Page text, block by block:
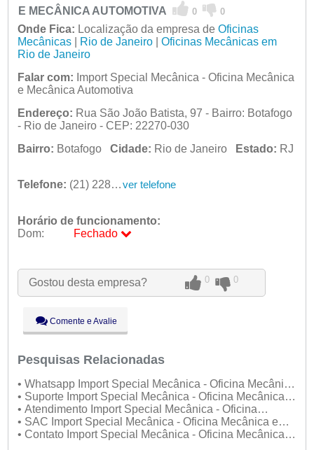
E MECÂNICA AUTOMOTIVA
0 0
Onde Fica: Localização da empresa de Oficinas
Mecânicas| Rio de Janeiro| Oficinas Mecânicas em
Rio de Janeiro
Falar com: Import Special Mecânica - Oficina Mecânica
e Mecânica Automotiva
Endereço: Rua São João Batista, 97 - Bairro: Botafogo
- Rio de Janeiro - CEP: 22270-030
Bairro: Botafogo Cidade: Rio de Janeiro Estado: RJ
Telefone: (21) 2286-8979 ver telefone
Horário de funcionamento:
Dom:
Fechado
Ter:
09:00 - 18:00
Qua:
09:00 - 18:00
Sex:
09:00 - 18:00
Sáb:
Fechado
Dom:
Fechado
Gostou desta empresa? 0 0
Comente e Avalie
Pesquisas Relacionadas
• Whatsapp Import Special Mecânica - Oficina Mecânica
e Mecânica Automotiva
• Suporte Import Special Mecânica - Oficina Mecânica e
Mecânica Automotiva
• Atendimento Import Special Mecânica - Oficina
Mecânica e Mecânica Automotiva
• SAC Import Special Mecânica - Oficina Mecânica e
Mecânica Automotiva
• Contato Import Special Mecânica - Oficina Mecânica e